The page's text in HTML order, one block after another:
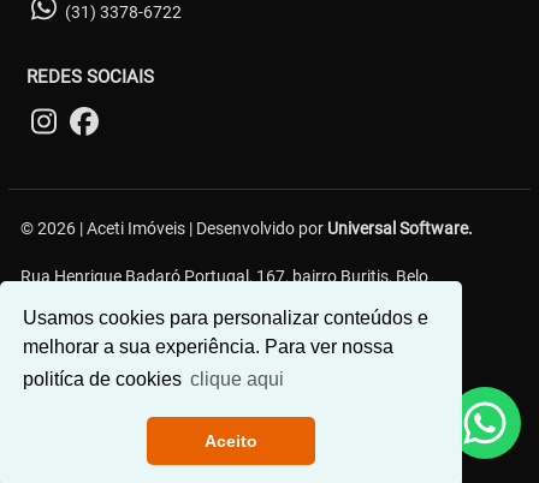
Usamos cookies para personalizar conteúdos e
melhorar a sua experiência. Para ver nossa
politíca de cookies clique aqui
Aceito
(31) 3378-6722
REDES SOCIAIS
© 2026 | Aceti Imóveis | Desenvolvido por Universal Software.
Rua Henrique Badaró Portugal, 167, bairro Buritis, Belo